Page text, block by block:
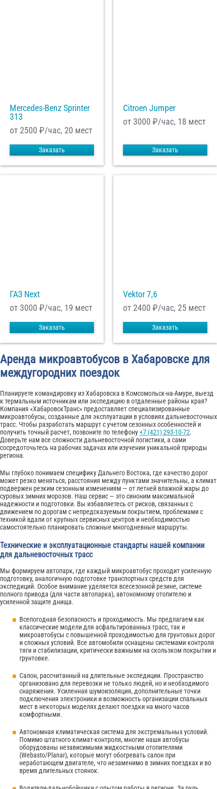
Mercedes-Benz Sprinter
313
от 2500 ₽/час, 20 мест
Заказать
Citroen Jumper
от 3000 ₽/час, 18 мест
Заказать
ГАЗ Next
от 3000 ₽/час, 19 мест
Заказать
Vektor 7,6
от 2400 ₽/час, 25 мест
Заказать
Аренда микроавтобусов в Хабаровске для
междугородних поездок
Планируете командировку из Хабаровска в Комсомольск-на-Амуре, выезд
к термальным источникам или экспедицию в отдаленные районы края?
Компания «ХабаровскТранс» предоставляет специализированные
микроавтобусы, созданные для эксплуатации в условиях дальневосточных
трасс. Чтобы разработать маршрут с учетом сезонных особенностей и
получить точный расчет, позвоните по телефону+7 (421) 293-10-72.
Доверьте нам все сложности дальневосточной логистики, а сами
сосредоточьтесь на рабочих задачах или изучении уникальной природы
региона.
Мы глубоко понимаем специфику Дальнего Востока, где качество дорог
может резко меняться, расстояния между пунктами значительны, а климат
подвержен резким сезонным изменениям — от летней влажной жары до
суровых зимних морозов. Наш сервис — это синоним максимальной
надежности и подготовки. Вы избавляетесь от рисков, связанных с
движением по дорогам с непредсказуемым покрытием, проблемами с
техникой вдали от крупных сервисных центров и необходимостью
самостоятельно планировать сложные многодневные маршруты.
Технические и эксплуатационные стандарты нашей компании
для дальневосточных трасс
Мы формируем автопарк, где каждый микроавтобус проходит усиленную
подготовку, аналогичную подготовке транспортных средств для
экспедиций. Особое внимание уделяется всесезонной резине, системе
полного привода (для части автопарка), автономному отопителю и
усиленной защите днища.
Всепогодная безопасность и проходимость. Мы предлагаем как
классические модели для асфальтированных трасс, так и
микроавтобусы с повышенной проходимостью для грунтовых дорог
и сложных условий. Все автомобили оснащены системами контроля
тяги и стабилизации, критически важными на скользком покрытии и
грунтовке.
Салон, рассчитанный на длительные экспедиции. Пространство
организовано для перевозки не только людей, но и необходимого
снаряжения. Усиленная шумоизоляция, дополнительные точки
подключения электроники и возможность организации спальных
мест в некоторых моделях делают поездки на много часов
комфортными.
Автономная климатическая система для экстремальных условий.
Помимо штатного климат-контроля, многие наши автобусы
оборудованы независимыми жидкостными отопителями
(Webasto/Planar), которые могут обогревать салон при
неработающем двигателе, что незаменимо в зимних поездках и во
время длительных стоянок.